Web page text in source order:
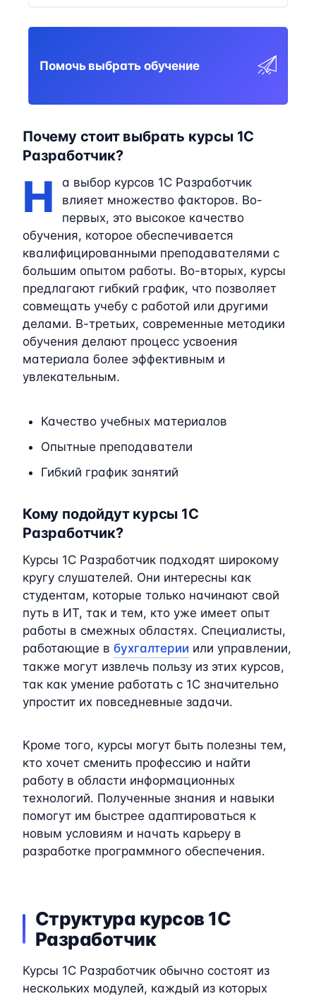
Помочь выбрать обучение
Почему стоит выбрать курсы 1C
Разработчик?
Н
а выбор курсов 1C Разработчик
влияет множество факторов. Во-
первых, это высокое качество
обучения, которое обеспечивается
квалифицированными преподавателями с
большим опытом работы. Во-вторых, курсы
предлагают гибкий график, что позволяет
совмещать учебу с работой или другими
делами. В-третьих, современные методики
обучения делают процесс усвоения
материала более эффективным и
увлекательным.
Качество учебных материалов
Опытные преподаватели
Гибкий график занятий
Кому подойдут курсы 1C
Разработчик?
Курсы 1C Разработчик подходят широкому
кругу слушателей. Они интересны как
студентам, которые только начинают свой
путь в ИТ, так и тем, кто уже имеет опыт
работы в смежных областях. Специалисты,
работающие в бухгалтерии или управлении,
также могут извлечь пользу из этих курсов,
так как умение работать с 1C значительно
упростит их повседневные задачи.
Кроме того, курсы могут быть полезны тем,
кто хочет сменить профессию и найти
работу в области информационных
технологий. Полученные знания и навыки
помогут им быстрее адаптироваться к
новым условиям и начать карьеру в
разработке программного обеспечения.
Структура курсов 1C
Разработчик
Курсы 1C Разработчик обычно состоят из
нескольких модулей, каждый из которых